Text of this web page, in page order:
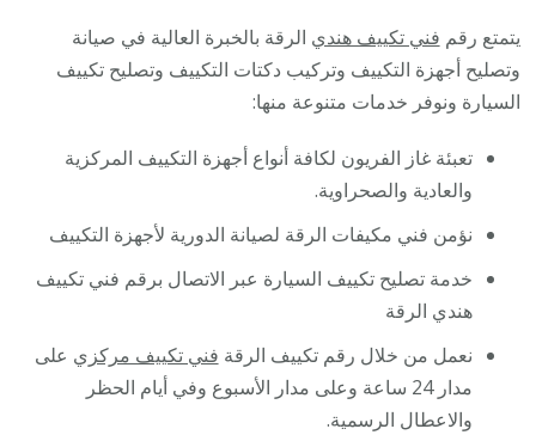
يتمتع رقم فني تكييف هندي الرقة بالخبرة العالية في صيانة
وتصليح أجهزة التكييف وتركيب دكتات التكييف وتصليح تكييف
السيارة ونوفر خدمات متنوعة منها:
تعبئة غاز الفريون لكافة أنواع أجهزة التكييف المركزية
والعادية والصحراوية.
نؤمن فني مكيفات الرقة لصيانة الدورية لأجهزة التكييف
خدمة تصليح تكييف السيارة عبر الاتصال برقم فني تكييف
هندي الرقة
نعمل من خلال رقم تكييف الرقة فني تكييف مركزي على
مدار 24 ساعة وعلى مدار الأسبوع وفي أيام الحظر
والاعطال الرسمية.